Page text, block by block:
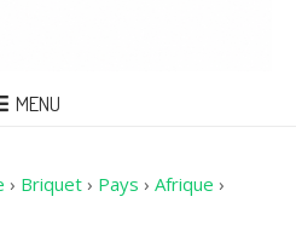
MENU
› Briquet › Pays › Afrique ›